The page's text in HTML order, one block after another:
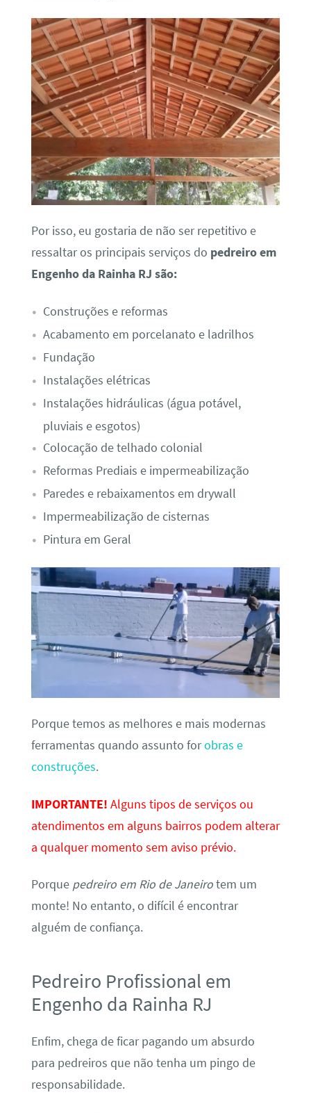
Por isso, eu gostaria de não ser repetitivo e
ressaltar os principais serviços do pedreiro em
Engenho da Rainha RJ são:
Construções e reformas
Acabamento em porcelanato e ladrilhos
Fundação
Instalações elétricas
Instalações hidráulicas (água potável,
pluviais e esgotos)
Colocação de telhado colonial
Reformas Prediais e impermeabilização
Paredes e rebaixamentos em drywall
Impermeabilização de cisternas
Pintura em Geral
Porque temos as melhores e mais modernas
ferramentas quando assunto forobras e
construções.
IMPORTANTE! Alguns tipos de serviços ou
atendimentos em alguns bairros podem alterar
a qualquer momento sem aviso prévio.
Porque pedreiro em Rio de Janeirotem um
monte! No entanto, o difícil é encontrar
alguém de confiança.
Pedreiro Profissional em
Engenho da Rainha RJ
Enfim, chega de ficar pagando um absurdo
para pedreiros que não tenha um pingo de
responsabilidade.